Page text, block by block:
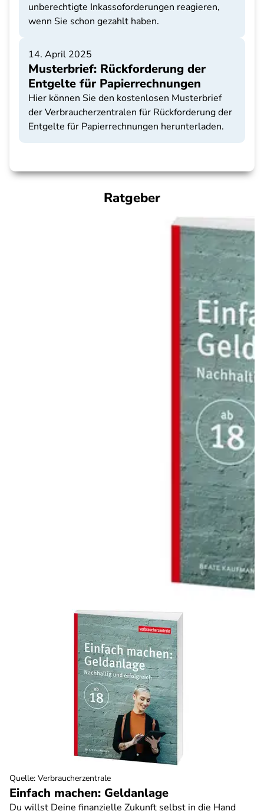
unberechtigte Inkassoforderungen reagieren,
wenn Sie schon gezahlt haben.
14. April 2025
Musterbrief: Rückforderung der
Entgelte für Papierrechnungen
Hier können Sie den kostenlosen Musterbrief
der Verbraucherzentralen für Rückforderung der
Entgelte für Papierrechnungen herunterladen.
Ratgeber
Einfach machen: Geldanlage
Du willst Deine finanzielle Zukunft selbst in die Hand
Quelle: Verbraucherzentrale